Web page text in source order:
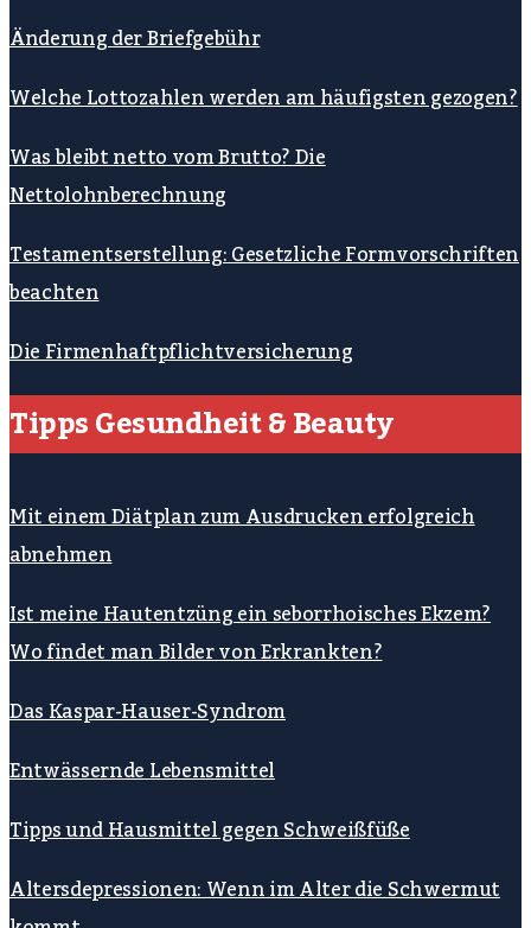
Änderung der Briefgebühr
Welche Lottozahlen werden am häufigsten gezogen?
Was bleibt netto vom Brutto? Die
Nettolohnberechnung
Testamentserstellung: Gesetzliche Formvorschriften
beachten
Die Firmenhaftpflichtversicherung
Tipps Gesundheit & Beauty
Mit einem Diätplan zum Ausdrucken erfolgreich
abnehmen
Ist meine Hautentzüng ein seborrhoisches Ekzem?
Wo findet man Bilder von Erkrankten?
Das Kaspar-Hauser-Syndrom
Entwässernde Lebensmittel
Tipps und Hausmittel gegen Schweißfüße
Altersdepressionen: Wenn im Alter die Schwermut